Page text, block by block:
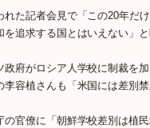
た記者会見で「この20年だ
追求する国とはいえない」
府がロシア人学校に制裁を
容植さんも「米国には差別
官僚に「朝鮮学校差別は植